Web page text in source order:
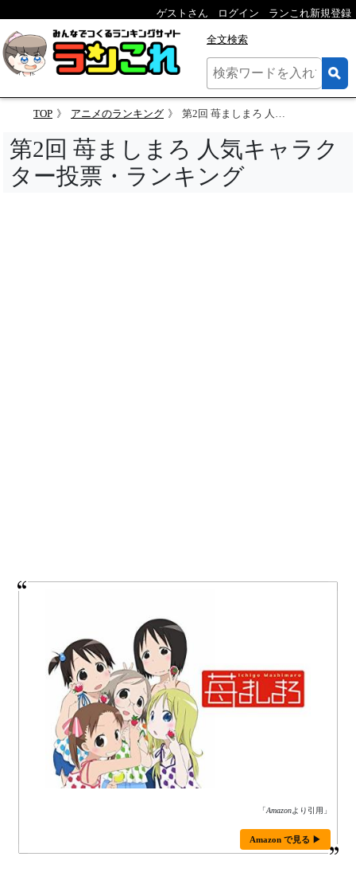
ゲストさん ログイン ランこれ新規登録
全文検索
TOP アニメのランキング 第2回 苺ましまろ 人気キャラクター投票
第2回 苺ましまろ 人気キャラク
ター投票・ランキング
「Amazonより引用」
Amazon で見る ▶